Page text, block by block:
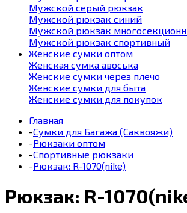
Мужской серый рюкзак
Мужской рюкзак синий
Мужской рюкзак
Мужской рюкзак спортивный
Женские сумки оптом
Женская сумка авоська
Женские сумки через плечо
Женские сумки для быта
Женские сумки для покупок
Главная
-Сумки для Багажа (Саквояжи)
-Рюкзаки оптом
-Спортивные рюкзаки
-Рюкзак: R-1070(nike)
Рюкзак: R-